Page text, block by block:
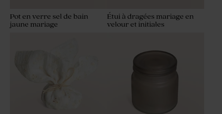
Pot en verre sel de bain
jaune mariage
Étui à dragées mariage en
velour et initiales